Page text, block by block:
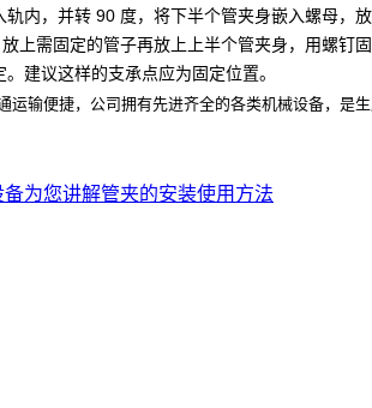
，并转 90 度，将下半个管夹身嵌入螺母，
需固定的管子再放上上半个管夹身，用螺钉
建议这样的支承点应为固定位置。
输便捷，公司拥有先进齐全的各类机械设备，是
为您讲解管夹的安装使用方法